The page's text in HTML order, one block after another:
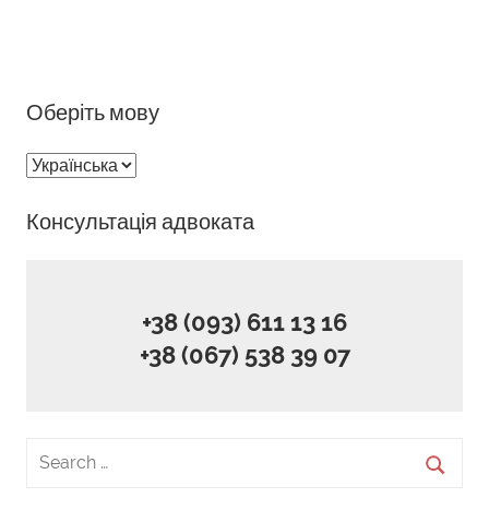
Оберіть мову
Оберіть
Консультація адвоката
+38 (093) 611 13 16
+38 (067) 538 39 07